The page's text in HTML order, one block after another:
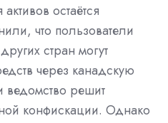
остаётся
что пользователи
стран могут
через канадскую
ведомство решит
конфискации. Однако